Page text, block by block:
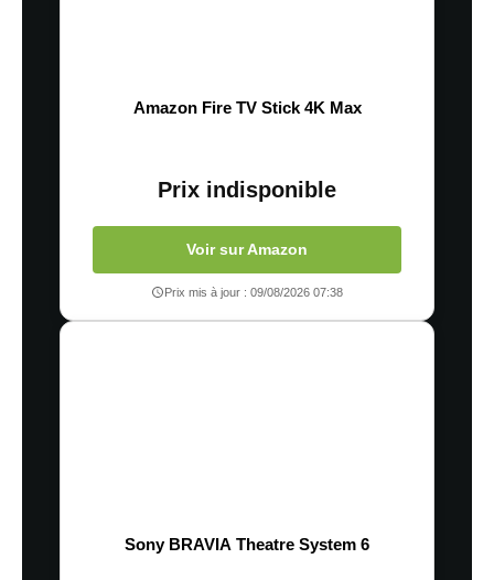
Amazon Fire TV Stick 4K Max
Prix indisponible
Voir sur Amazon
Prix mis à jour : 09/08/2026 07:38
Sony BRAVIA Theatre System 6